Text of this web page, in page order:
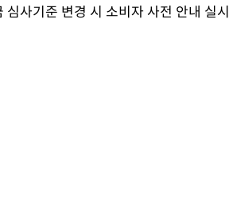
사기준 변경 시 소비자 사전 안내 실시